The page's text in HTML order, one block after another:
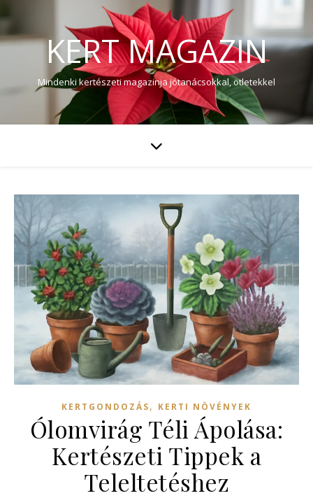
KERT MAGAZIN
Mindenki kertészeti magazinja jótanácsokkal, ötletekkel
KERTGONDOZÁS, KERTI NÖVÉNYEK
Ólomvirág Téli Ápolása:
Kertészeti Tippek a
Teleltetéshez